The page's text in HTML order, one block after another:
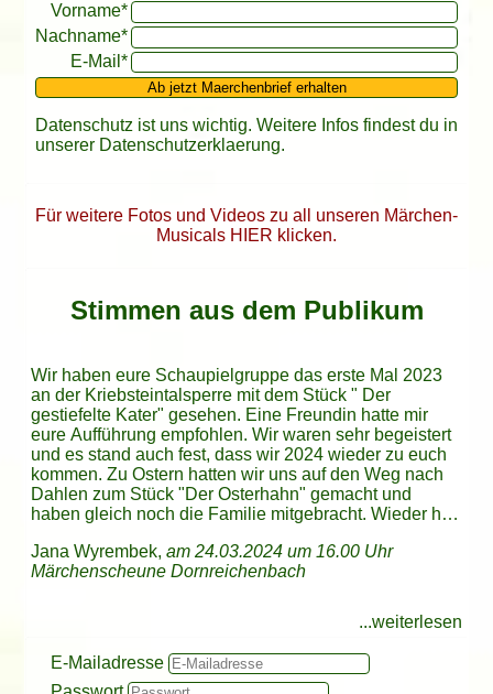
Vorname*
Nachname*
E-Mail*
Ab jetzt Maerchenbrief erhalten
Datenschutz ist uns wichtig. Weitere Infos findest du in
unserer Datenschutzerklaerung.
Für weitere Fotos und Videos zu all unseren Märchen-
Musicals HIER klicken.
Stimmen aus dem Publikum
Wir haben eure Schaupielgruppe das erste Mal 2023
an der Kriebsteintalsperre mit dem Stück " Der
gestiefelte Kater" gesehen. Eine Freundin hatte mir
eure Aufführung empfohlen. Wir waren sehr begeistert
und es stand auch fest, dass wir 2024 wieder zu euch
kommen. Zu Ostern hatten wir uns auf den Weg nach
Dahlen zum Stück "Der Osterhahn" gemacht und
haben gleich noch die Familie mitgebracht. Wieder hat
mitgespielt, denn die Bühne war im Freien. Kinder
konnten in Mäuschenkostümen mitspielen oder ganz
tolle Kostüme an und auf der großen Bühne war immer
etwas los. Besonders haben mir die Hühner auf der
Stange gefallen, die hatten immer etwas zu gackern.
Auch der Osterhahn, der dem Osterhasen mit Zahnweh
Jana Wyrembek, am 24.03.2024 um 16.00 Uhr
Märchenscheune Dornreichenbach
sondern ein Erlebnis besonderer Art. Die Kostüme
waren einzigartig und auch die Schauspieler haben
erstmal ein dickes Lob. Wir leben jetzt 5 Jahre im
Lossatal und waren das erste mal bei euch in der
dekoriertem Ambiente und ganz toller
Bühnendekoration. Da steckt mega viel Liebe,
kleinen Freundinnen am Sonntag in der
Märchenscheune zur Osteraufführung der Osterhahn.
waren begeistert 👍
wir haben soeben das Stück gesehen und sind hellauf
begeistert. Toll was da auf die Bühne gezaubert wird
...weiterlesen
Mein Märchen MusicalLogin:
E-Mailadresse